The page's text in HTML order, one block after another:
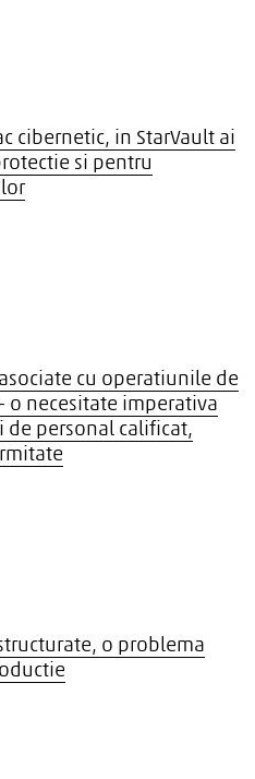
cibernetic, in StarVault ai
si pentru
cu operatiunile de
o necesitate imperativa
de personal calificat,
o problema